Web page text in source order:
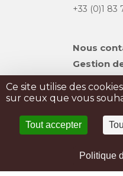
+33 (0)1 83
Aller
contenu
Nous
Gestion
Plan du site
PRESSE
Mentions
Ce site utilise des
sur ceux que vous
Tout accepter
Politique